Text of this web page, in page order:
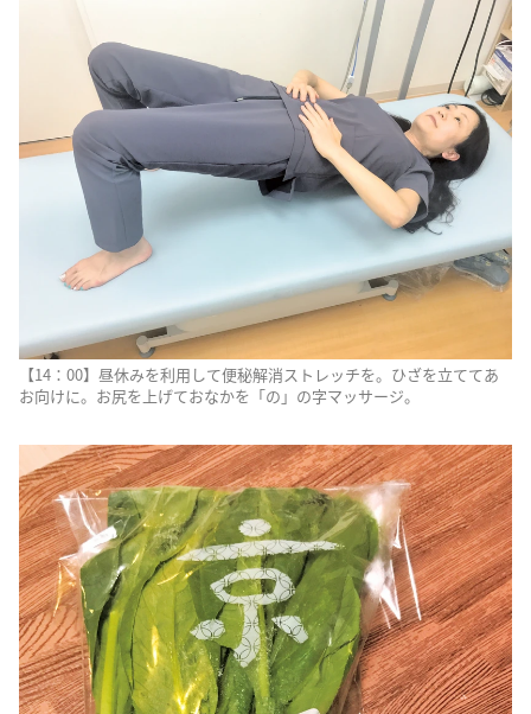
【14：00】昼休みを利用して便秘解消ストレッチを。ひざを立ててあ
お向けに。お尻を上げておなかを「の」の字マッサージ。